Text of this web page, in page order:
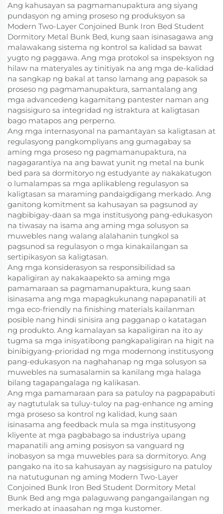
Ang kahusayan sa pagmamanupaktura ang siyang
pundasyon ng aming proseso ng produksyon sa
Modern Two-Layer Conjoined Bunk Iron Bed Student
Dormitory Metal Bunk Bed, kung saan isinasagawa ang
malawakang sistema ng kontrol sa kalidad sa bawat
yugto ng paggawa. Ang mga protokol sa inspeksyon ng
hilaw na materyales ay tinitiyak na ang mga de-kalidad
na sangkap ng bakal at tanso lamang ang papasok sa
proseso ng pagmamanupaktura, samantalang ang
mga advancedeng kagamitang pantester naman ang
nagsisiguro sa integridad ng istraktura at kaligtasan
bago matapos ang perperno.
Ang mga internasyonal na pamantayan sa kaligtasan at
regulasyong pangkompliyans ang gumagabay sa
aming mga proseso ng pagmamanupaktura, na
nagagarantiya na ang bawat yunit ng metal na bunk
bed para sa dormitoryo ng estudyante ay nakakatugon
o lumalampas sa mga aplikableng regulasyon sa
kaligtasan sa maraming pandaigdigang merkado. Ang
ganitong komitment sa kahusayan sa pagsunod ay
nagbibigay-daan sa mga institusyong pang-edukasyon
na tiwasay na isama ang aming mga solusyon sa
muwebles nang walang alalahanin tungkol sa
pagsunod sa regulasyon o mga kinakailangan sa
sertipikasyon sa kaligtasan.
Ang mga konsiderasyon sa responsibilidad sa
kapaligiran ay nakakaapekto sa aming mga
pamamaraan sa pagmamanupaktura, kung saan
isinasama ang mga mapagkukunang napapanatili at
mga eco-friendly na finishing materials kailanman
posible nang hindi sinisira ang pagganap o katatagan
ng produkto. Ang kamalayan sa kapaligiran na ito ay
tugma sa mga inisyatibong pangkapaligiran na higit na
binibigyang-prioridad ng mga modernong institusyong
pang-edukasyon na naghahanap ng mga solusyon sa
muwebles na sumasalamin sa kanilang mga halaga
bilang tagapangalaga ng kalikasan.
Ang mga pamamaraan para sa patuloy na pagpapabuti
ay nagtutulak sa tuluy-tuloy na pag-enhance ng aming
mga proseso sa kontrol ng kalidad, kung saan
isinasama ang feedback mula sa mga institusyong
kliyente at mga pagbabago sa industriya upang
mapanatili ang aming posisyon sa vanguard ng
inobasyon sa mga muwebles para sa dormitoryo. Ang
pangako na ito sa kahusayan ay nagsisiguro na patuloy
na natutugunan ng aming Modern Two-Layer
Conjoined Bunk Iron Bed Student Dormitory Metal
Bunk Bed ang mga palaguwang pangangailangan ng
merkado at inaasahan ng mga kustomer.